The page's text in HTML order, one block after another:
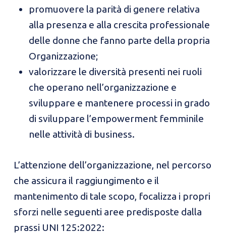
promuovere la parità di genere relativa
alla presenza e alla crescita professionale
delle donne che fanno parte della propria
Organizzazione;
valorizzare le diversità presenti nei ruoli
che operano nell’organizzazione e
sviluppare e mantenere processi in grado
di sviluppare l’empowerment femminile
nelle attività di business.
L’attenzione dell’organizzazione, nel percorso
che assicura il raggiungimento e il
mantenimento di tale scopo, focalizza i propri
sforzi nelle seguenti aree predisposte dalla
prassi UNI 125:2022: